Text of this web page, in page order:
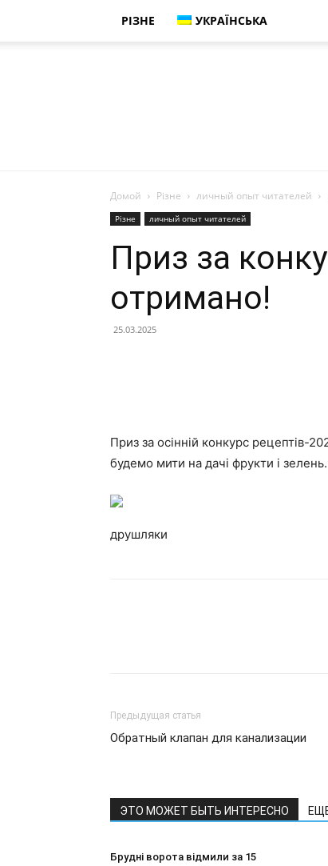
РІЗНЕ УКРАЇНСЬКА
Домой Різне личный опыт читателей
Різне личный опыт читателей
Приз за
отримано!
25.03.2025
Приз за осінній конкурс рецептів-
будемо мити на дачі фрукти і
друшляки
Предыдущая статья
Обратный клапан для канализации
ЭТО МОЖЕТ БЫТЬ ИНТЕРЕСНО
Брудні ворота відмили за 15